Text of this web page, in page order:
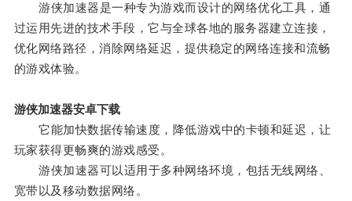
游侠加速器是一种专为游戏而设计的网络优化工具，通
过运用先进的技术手段，它与全球各地的服务器建立连接，
优化网络路径，消除网络延迟，提供稳定的网络连接和流畅
的游戏体验。
游侠加速器安卓下载
它能加快数据传输速度，降低游戏中的卡顿和延迟，让
玩家获得更畅爽的游戏感受。
游侠加速器可以适用于多种网络环境，包括无线网络、
宽带以及移动数据网络。